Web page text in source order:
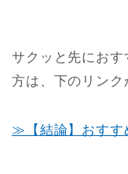
サクッと先にお
方は、下のリンク
≫【結論】おすす